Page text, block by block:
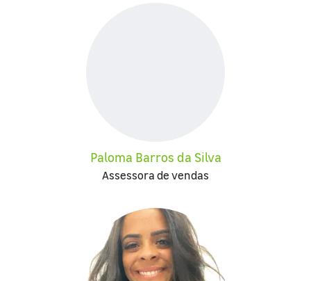
Paloma Barros da Silva
Assessora de vendas